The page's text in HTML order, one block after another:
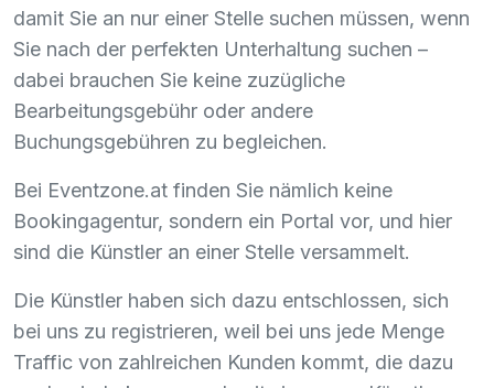
damit Sie an nur einer Stelle suchen müssen, wenn
Sie nach der perfekten Unterhaltung suchen –
dabei brauchen Sie keine zuzügliche
Bearbeitungsgebühr oder andere
Buchungsgebühren zu begleichen.
Bei Eventzone.at finden Sie nämlich keine
Bookingagentur, sondern ein Portal vor, und hier
sind die Künstler an einer Stelle versammelt.
Die Künstler haben sich dazu entschlossen, sich
bei uns zu registrieren, weil bei uns jede Menge
Traffic von zahlreichen Kunden kommt, die dazu